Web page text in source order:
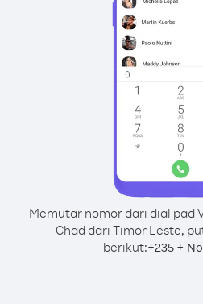
Memutar nomor dari dial pad
Chad dari Timor Leste,
berikut:+235 +